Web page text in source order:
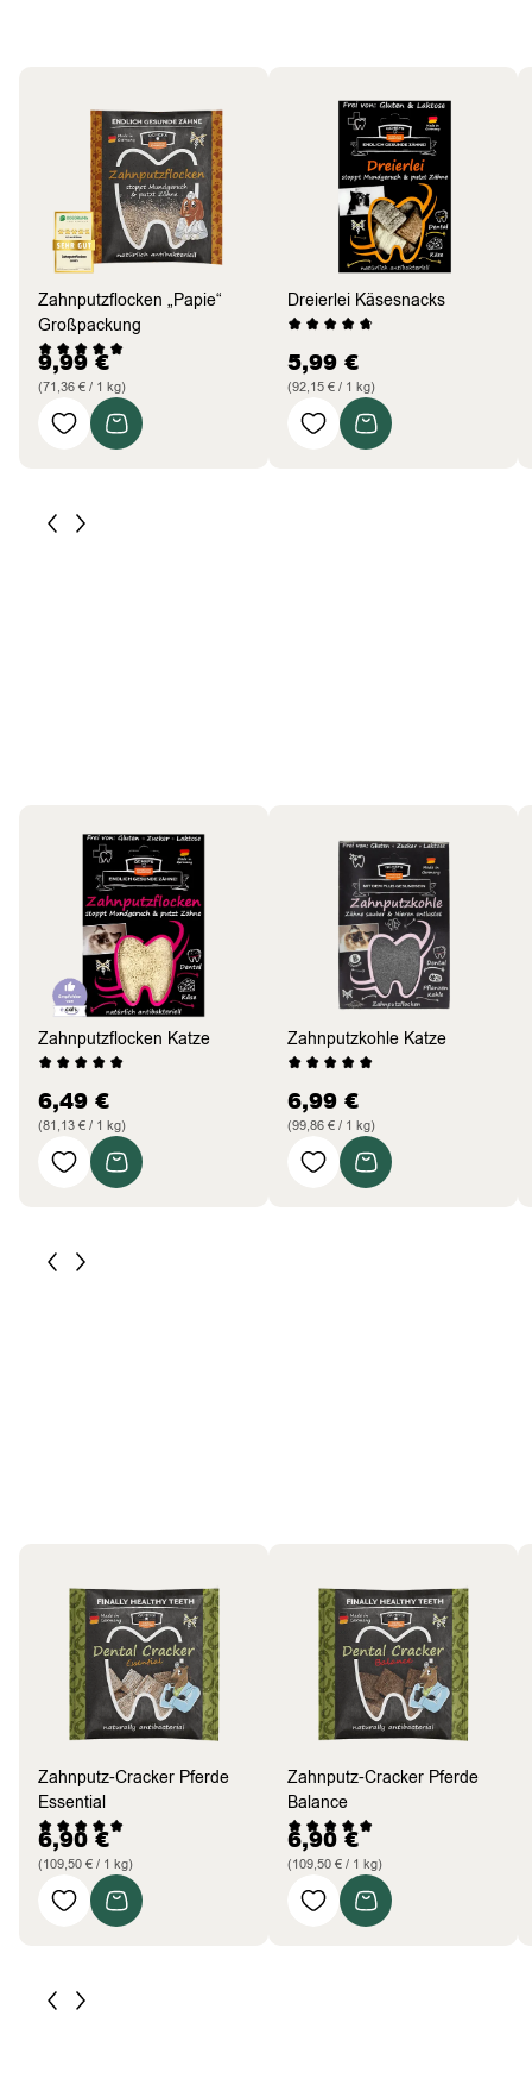
Zahnputzflocken „Papie“
Großpackung
9,99€
(71,36 € / 1 kg)
Dreierlei Käsesnacks
5,99 €
(92,15 € / 1 kg)
Zahnputzflocken Katze
6,49 €
(81,13 € / 1 kg)
Zahnputzkohle Katze
6,99 €
(99,86 € / 1 kg)
Zahnputz-Cracker Pferde
Essential
6,90€
(109,50 € / 1 kg)
Zahnputz-Cracker Pferde
Balance
6,90€
(109,50 € / 1 kg)